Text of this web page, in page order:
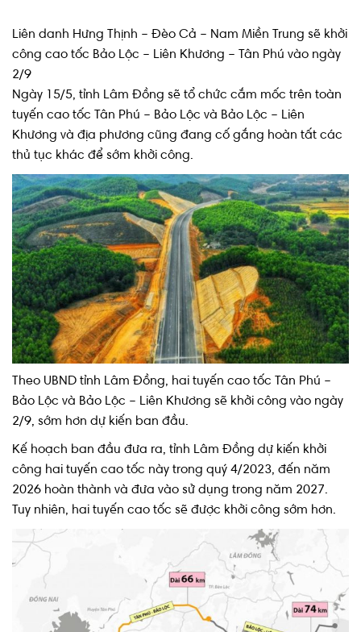
Liên danh Hưng Thịnh – Đèo Cả – Nam Miền Trung sẽ khởi
công cao tốc Bảo Lộc – Liên Khương – Tân Phú vào ngày
2/9
Ngày 15/5, tỉnh Lâm Đồng sẽ tổ chức cắm mốc trên toàn
tuyến cao tốc Tân Phú – Bảo Lộc và Bảo Lộc – Liên
Khương và địa phương cũng đang cố gắng hoàn tất các
thủ tục khác để sớm khởi công.
Theo UBND tỉnh Lâm Đồng, hai tuyến cao tốc Tân Phú –
Bảo Lộc và Bảo Lộc – Liên Khương sẽ khởi công vào ngày
2/9, sớm hơn dự kiến ban đầu.
Kế hoạch ban đầu đưa ra, tỉnh Lâm Đồng dự kiến khởi
công hai tuyến cao tốc này trong quý 4/2023, đến năm
2026 hoàn thành và đưa vào sử dụng trong năm 2027.
Tuy nhiên, hai tuyến cao tốc sẽ được khởi công sớm hơn.